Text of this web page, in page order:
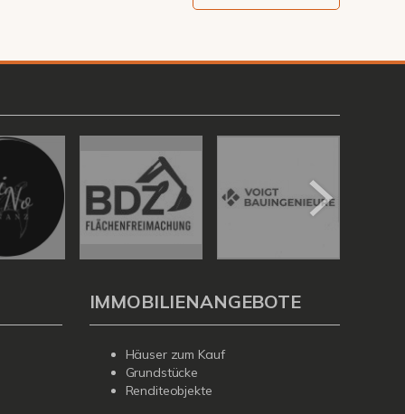
IMMOBILIENANGEBOTE
Häuser zum Kauf
Grundstücke
Renditeobjekte